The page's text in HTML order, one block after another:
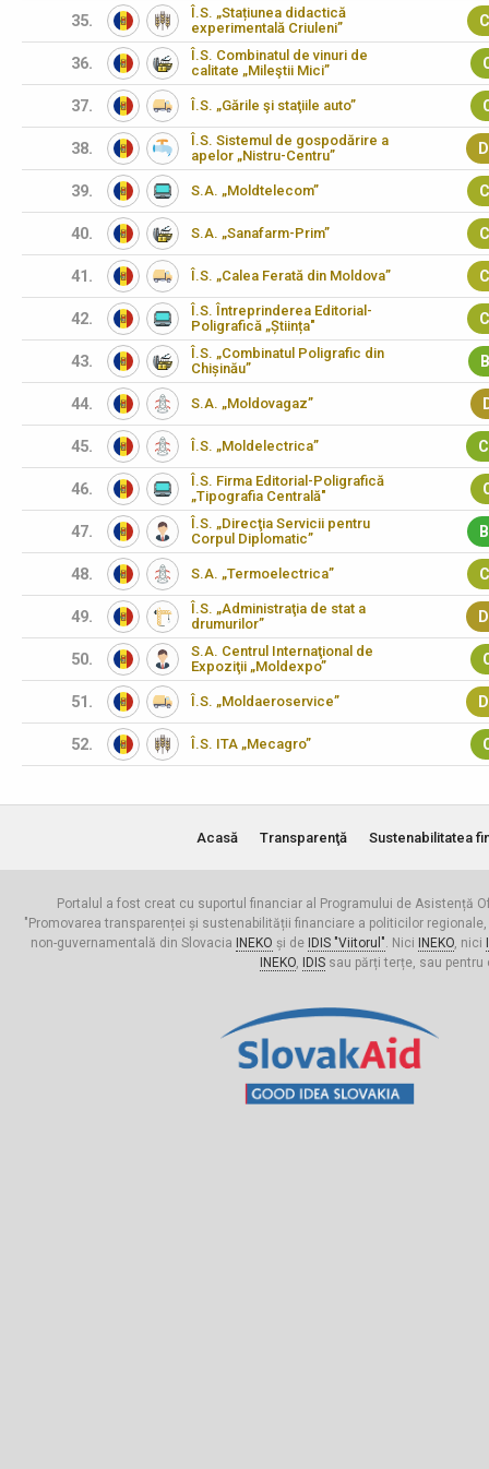
35.
Î.S. „Stațiunea didactică
experimentală Criuleni”
36.
Î.S. Combinatul de vinuri de
calitate „Mileştii Mici”
37. Î.S. „Gările şi staţiile auto”
38.
Î.S. Sistemul de gospodărire a
apelor „Nistru-Centru”
39. S.A. „Moldtelecom”
40. S.A. „Sanafarm-Prim”
41. Î.S. „Calea Ferată din Moldova”
42.
Î.S. Întreprinderea Editorial-
Poligrafică „Știința"
43.
Î.S. „Combinatul Poligrafic din
Chișinău”
44. S.A. „Moldovagaz”
45. Î.S. „Moldelectrica”
46.
Î.S. Firma Editorial-Poligrafică
„Tipografia Centrală"
47.
Î.S. „Direcţia Servicii pentru
Corpul Diplomatic”
48. S.A. „Termoelectrica”
49.
Î.S. „Administraţia de stat a
drumurilor”
50.
S.A. Centrul Internaţional de
Expoziţii „Moldexpo”
51. Î.S. „Moldaeroservice”
52. Î.S. ITA „Mecagro”
Acasă Transparenţă Sustenabilitatea
Portalul a fost creat cu suportul financiar al Programului de Asistență
"Promovarea transparenței și sustenabilității financiare a politicilor
non-guvernamentală din Slovacia
INEKO și de IDIS "Viitorul". Nici INEKO, nici
INEKO, IDISsau părți terțe, sau pentru